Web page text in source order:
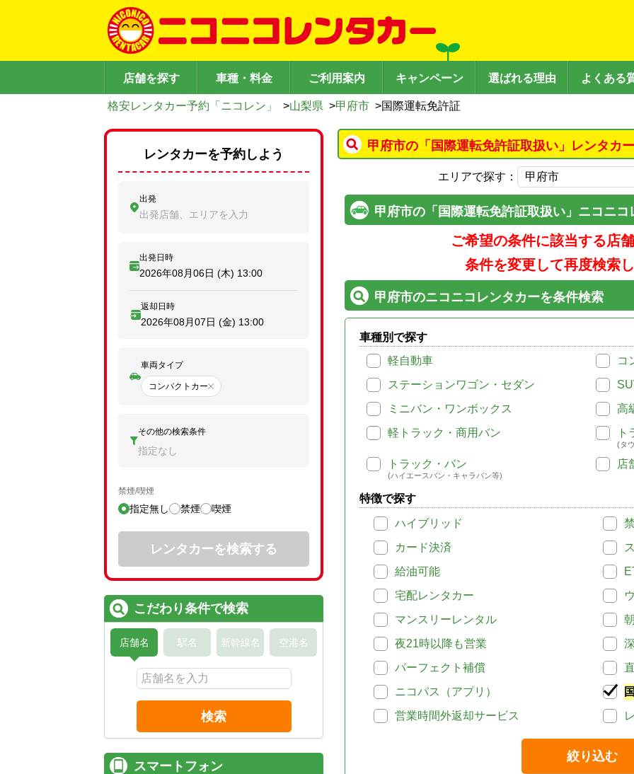
店舗を探す 車種・料金 ご利用案内 キャンペーン 選ばれる理由 よくある
格安レンタカー予約「ニコレン」 >山梨県 >甲府市 >国際運転免許証
甲府市の「国際運転免許証取扱い」レンタカ
エリアで探す：
甲府市の「国際運転免許証取扱い」ニコニ
ご希望の条件に該当する店
条件を変更して再度検索
甲府市のニコニコレンタカーを条件検索
車種別で探す
軽自動車
コ
ステーションワゴン・セダン
ミニバン・ワンボックス
高
軽トラック・商用バン
ト
(タ
トラック・バン
(ハイエースバン・キャラバン等)
店
特徴で探す
ハイブリッド
カード決済
給油可能
宅配レンタカー
マンスリーレンタル
夜21時以降も営業
パーフェクト補償
ニコパス（アプリ）
営業時間外返却サービス
絞り込む
レンタカーを予約しよう
出発
出発店舗、エリアを入力
出発日時
2026年08月06日 (木) 13:00
返却日時
2026年08月07日 (金) 13:00
車両タイプ
コンパクトカー
その他の検索条件
指定なし
禁煙/喫煙
指定無し 禁煙 喫煙
レンタカーを検索する
こだわり条件で検索
店舗名 駅名 新幹線名 空港名
検索
スマートフォン